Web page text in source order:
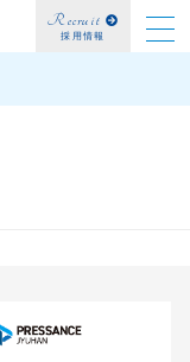
Recruit
採用情報